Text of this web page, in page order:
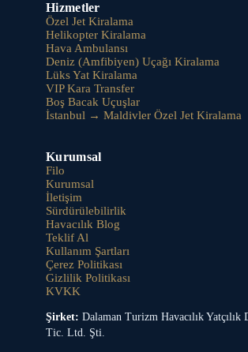
Hizmetler
Özel Jet Kiralama
Helikopter Kiralama
Hava Ambulansı
Deniz (Amfibiyen) Uçağı Kiralama
Lüks Yat Kiralama
VIP Kara Transfer
Boş Bacak Uçuşlar
İstanbul → Maldivler Özel Jet Kiralama
Kurumsal
Filo
Kurumsal
İletişim
Sürdürülebilirlik
Havacılık Blog
Teklif Al
Kullanım Şartları
Çerez Politikası
Gizlilik Politikası
KVKK
Şirket: Dalaman Turizm Havacılık Yatçılık
Tic. Ltd. Şti.